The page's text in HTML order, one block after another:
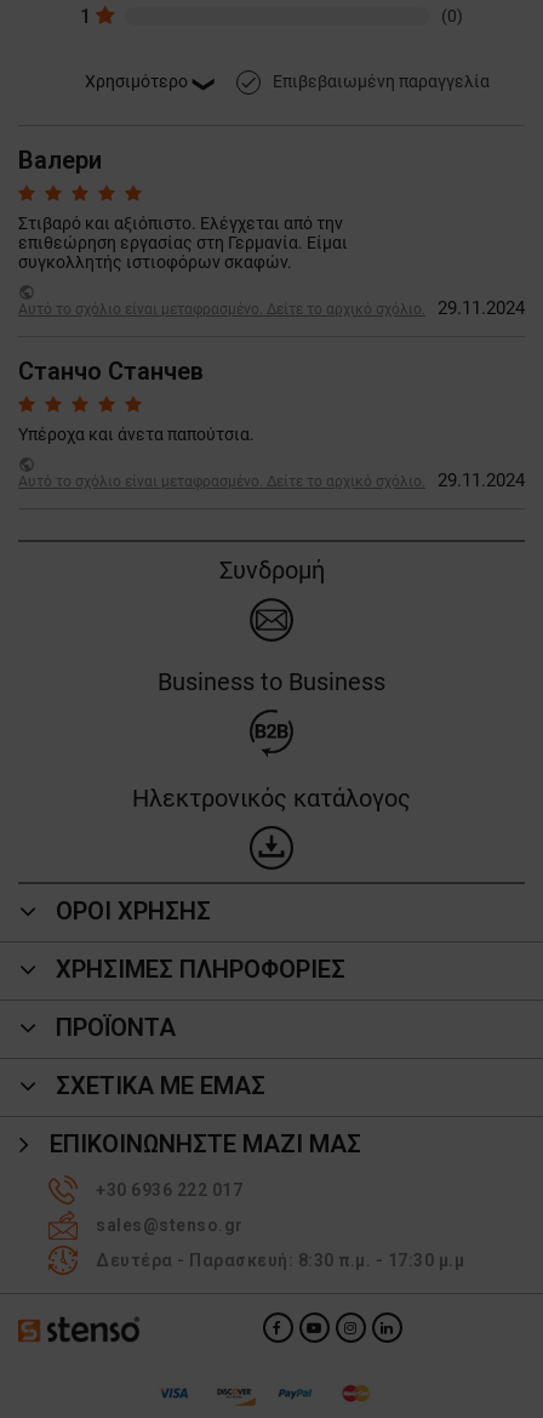
1 (0)
done Επιβεβαιωμένη παραγγελία
Валери
Στιβαρό και αξιόπιστο. Ελέγχεται από την
επιθεώρηση εργασίας στη Γερμανία. Είμαι
συγκολλητής ιστιοφόρων σκαφών.
public
Αυτό το σχόλιο είναι μεταφρασμένο. Δείτε το αρχικό σχόλιο.
29.11.2024
Станчо Станчев
Υπέροχα και άνετα παπούτσια.
public
Αυτό το σχόλιο είναι μεταφρασμένο. Δείτε το αρχικό σχόλιο.
29.11.2024
Συνδρομή
Business to Business
Ηλεκτρονικός κατάλογος
ΟΡΟΙ ΧΡΗΣΗΣ
ΧΡΗΣΙΜΕΣ ΠΛΗΡΟΦΟΡΙΕΣ
ΠΡΟΪΌΝΤΑ
ΣΧΕΤΙΚΑ ΜΕ ΕΜΑΣ
ΕΠΙΚΟΙΝΩΝΉΣΤΕ ΜΑΖΊ ΜΑΣ
+30 6936 222 017
sales@stenso.gr
Δευτέρα - Παρασκευή: 8:30 π.μ. - 17:30 μ.μ